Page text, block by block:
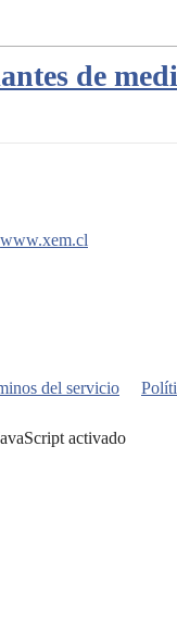
de
www.xem.cl
del servicio
activado